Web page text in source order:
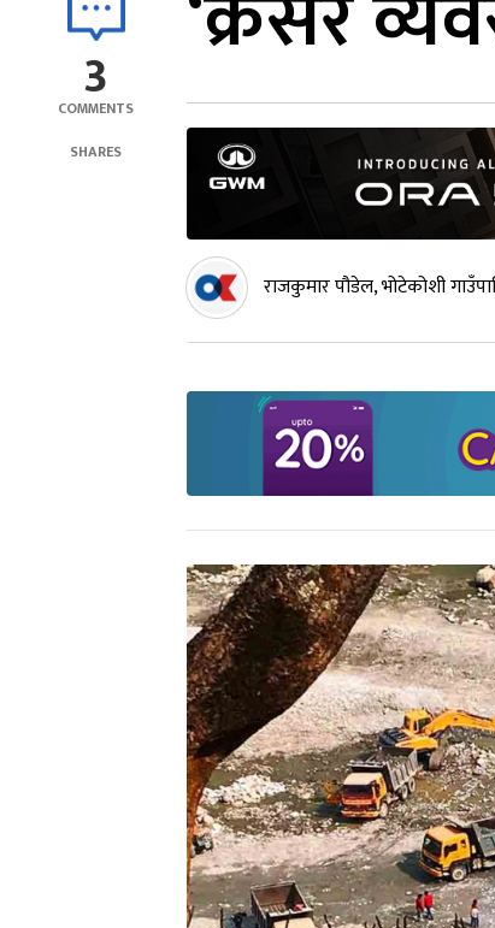
3
COMMENTS
SHARES
राजकुमार पौडेल, भोटेकोशी